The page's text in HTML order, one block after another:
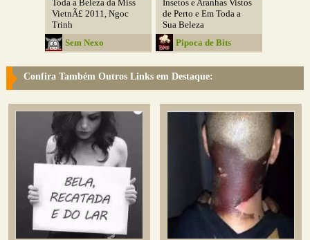
Toda a Beleza da Miss
VietnÃ£ 2011, Ngoc
Trinh
Sem Nexo
Insetos e Aranhas Vistos
de Perto e Em Toda a
Sua Beleza
Pipoca de Bits
Confira Também Outros Links em Destaque: